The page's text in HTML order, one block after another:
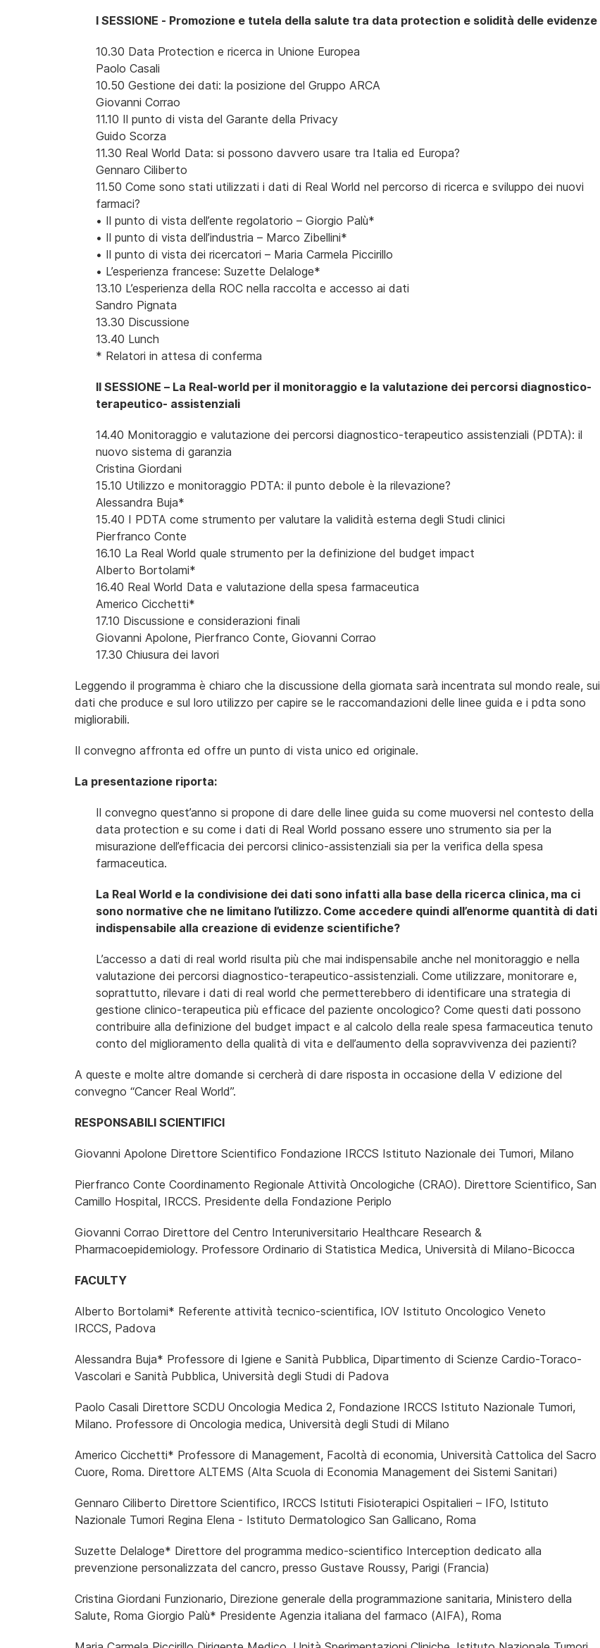
I SESSIONE - Promozione e tutela della salute tra data protection e solidità delle evidenze
10.30 Data Protection e ricerca in Unione Europea
Paolo Casali
10.50 Gestione dei dati: la posizione del Gruppo ARCA
Giovanni Corrao
11.10 Il punto di vista del Garante della Privacy
Guido Scorza
11.30 Real World Data: si possono davvero usare tra Italia ed Europa?
Gennaro Ciliberto
11.50 Come sono stati utilizzati i dati di Real World nel percorso di ricerca e sviluppo dei nuovi
farmaci?
• Il punto di vista dell’ente regolatorio – Giorgio Palù*
• Il punto di vista dell’industria – Marco Zibellini*
• Il punto di vista dei ricercatori – Maria Carmela Piccirillo
• L’esperienza francese: Suzette Delaloge*
13.10 L’esperienza della ROC nella raccolta e accesso ai dati
Sandro Pignata
13.30 Discussione
13.40 Lunch
* Relatori in attesa di conferma
II SESSIONE – La Real-world per il monitoraggio e la valutazione dei percorsi diagnostico-
terapeutico- assistenziali
14.40 Monitoraggio e valutazione dei percorsi diagnostico-terapeutico assistenziali (PDTA): il
nuovo sistema di garanzia
Cristina Giordani
15.10 Utilizzo e monitoraggio PDTA: il punto debole è la rilevazione?
Alessandra Buja*
15.40 I PDTA come strumento per valutare la validità esterna degli Studi clinici
Pierfranco Conte
16.10 La Real World quale strumento per la definizione del budget impact
Alberto Bortolami*
16.40 Real World Data e valutazione della spesa farmaceutica
Americo Cicchetti*
17.10 Discussione e considerazioni finali
Giovanni Apolone, Pierfranco Conte, Giovanni Corrao
17.30 Chiusura dei lavori
Leggendo il programma è chiaro che la discussione della giornata sarà incentrata sul mondo reale, sui
dati che produce e sul loro utilizzo per capire se le raccomandazioni delle linee guida e i pdta sono
migliorabili.
Il convegno affronta ed offre un punto di vista unico ed originale.
La presentazione riporta:
Il convegno quest’anno si propone di dare delle linee guida su come muoversi nel contesto della
data protection e su come i dati di Real World possano essere uno strumento sia per la
misurazione dell’efficacia dei percorsi clinico-assistenziali sia per la verifica della spesa
farmaceutica.
La Real World e la condivisione dei dati sono infatti alla base della ricerca clinica, ma ci
sono normative che ne limitano l’utilizzo. Come accedere quindi all’enorme quantità di dati
indispensabile alla creazione di evidenze scientifiche?
L’accesso a dati di real world risulta più che mai indispensabile anche nel monitoraggio e nella
valutazione dei percorsi diagnostico-terapeutico-assistenziali. Come utilizzare, monitorare e,
soprattutto, rilevare i dati di real world che permetterebbero di identificare una strategia di
gestione clinico-terapeutica più efficace del paziente oncologico? Come questi dati possono
contribuire alla definizione del budget impact e al calcolo della reale spesa farmaceutica tenuto
conto del miglioramento della qualità di vita e dell’aumento della sopravvivenza dei pazienti?
A queste e molte altre domande si cercherà di dare risposta in occasione della V edizione del
convegno “Cancer Real World”.
RESPONSABILI SCIENTIFICI
Giovanni Apolone Direttore Scientifico Fondazione IRCCS Istituto Nazionale dei Tumori, Milano
Pierfranco Conte Coordinamento Regionale Attività Oncologiche (CRAO). Direttore Scientifico, San
Camillo Hospital, IRCCS. Presidente della Fondazione Periplo
Giovanni Corrao Direttore del Centro Interuniversitario Healthcare Research &
Pharmacoepidemiology. Professore Ordinario di Statistica Medica, Università di Milano-Bicocca
FACULTY
Alberto Bortolami* Referente attività tecnico-scientifica, IOV Istituto Oncologico Veneto
IRCCS, Padova
Alessandra Buja* Professore di Igiene e Sanità Pubblica, Dipartimento di Scienze Cardio-Toraco-
Vascolari e Sanità Pubblica, Università degli Studi di Padova
Paolo Casali Direttore SCDU Oncologia Medica 2, Fondazione IRCCS Istituto Nazionale Tumori,
Milano. Professore di Oncologia medica, Università degli Studi di Milano
Americo Cicchetti* Professore di Management, Facoltà di economia, Università Cattolica del Sacro
Cuore, Roma. Direttore ALTEMS (Alta Scuola di Economia Management dei Sistemi Sanitari)
Gennaro Ciliberto Direttore Scientifico, IRCCS Istituti Fisioterapici Ospitalieri – IFO, Istituto
Nazionale Tumori Regina Elena - Istituto Dermatologico San Gallicano, Roma
Suzette Delaloge* Direttore del programma medico-scientifico Interception dedicato alla
prevenzione personalizzata del cancro, presso Gustave Roussy, Parigi (Francia)
Cristina Giordani Funzionario, Direzione generale della programmazione sanitaria, Ministero della
Salute, Roma Giorgio Palù* Presidente Agenzia italiana del farmaco (AIFA), Roma